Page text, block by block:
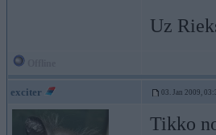
Uz
exciter 03. Jan 2009,
Tikko